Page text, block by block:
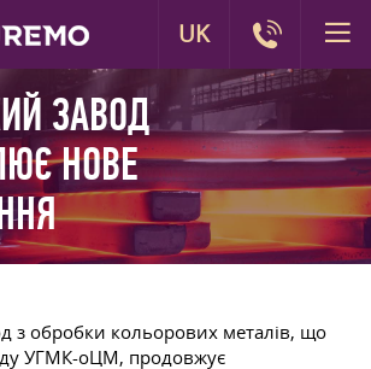
ЗАВОД
НОВЕ
з обробки кольорових металів, що
УГМК-оЦМ, продовжує
UK